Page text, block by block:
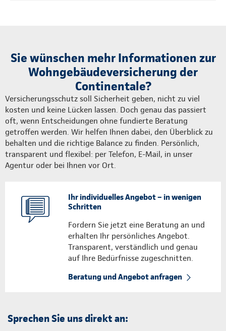
Sie wünschen mehr Informationen zur
Wohngebäudeversicherung der
Continentale?
Versicherungsschutz soll Sicherheit geben, nicht zu viel
kosten und keine Lücken lassen. Doch genau das passiert
oft, wenn Entscheidungen ohne fundierte Beratung
getroffen werden. Wir helfen Ihnen dabei, den Überblick zu
behalten und die richtige Balance zu finden. Persönlich,
transparent und flexibel: per Telefon, E-Mail, in unser
Agentur oder bei Ihnen vor Ort.
Ihr individuelles Angebot – in wenigen
Schritten
Fordern Sie jetzt eine Beratung an und
erhalten Ihr persönliches Angebot.
Transparent, verständlich und genau
auf Ihre Bedürfnisse zugeschnitten.
Beratung und Angebot anfragen
Sprechen Sie uns direkt an: